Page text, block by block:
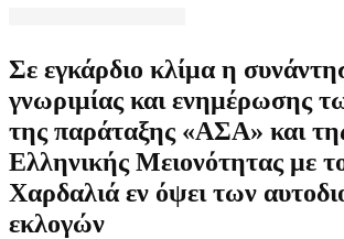
Σε εγκάρδιο κλίμα η
γνωριμίας και ενημέρωσης
της παράταξης «ΑΣΑ» και
Ελληνικής Μειονότητας με
Χαρδαλιά εν όψει των
εκλογών